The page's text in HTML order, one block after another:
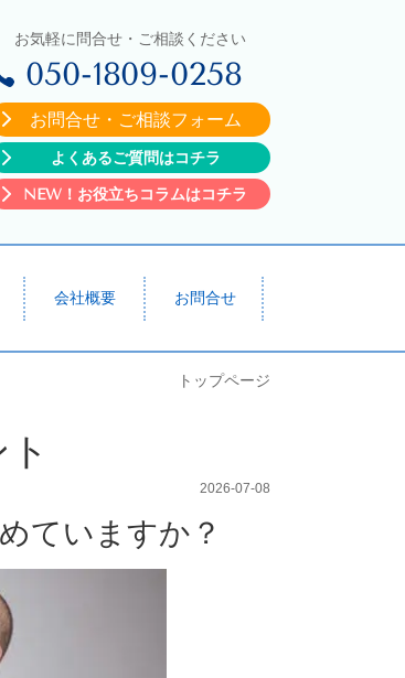
お気軽に問合せ・ご相談ください
050-1809-0258
お問合せ・ご相談フォーム
よくあるご質問はコチラ
NEW！お役立ちコラムはコチラ
会社概要 お問合せ
トップページ
2026-07-08
ていますか？